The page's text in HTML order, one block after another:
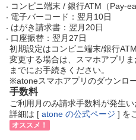
コンビニ端末 / 銀行ATM（Pay-
電子バーコード：翌月10日
はがき請求書：翌月20日
口座振替：翌月27日
初期設定はコンビニ端末/銀行
変更する場合は、スマホアプリ
までにお手続きください。
※atoneスマホアプリのダウンロ
手数料
ご利用月のみ請求手数料が発生い
詳細は [ atone の公式ページ ] を
オススメ！